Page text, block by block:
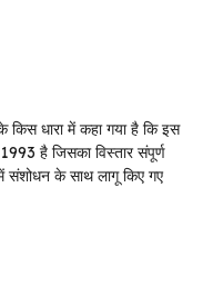
किस धारा में कहा गया है कि इस
है जिसका विस्तार संपूर्ण
संशोधन के साथ लागू किए गए